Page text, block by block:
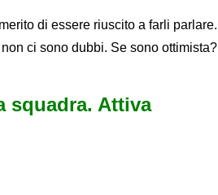
di essere riuscito a farli parlare.
ci sono dubbi. Se sono ottimista?
squadra. Attiva